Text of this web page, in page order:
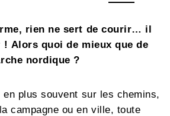
rien ne sert de courir… il
Alors quoi de mieux que de
nordique ?
plus souvent sur les chemins,
campagne ou en ville, toute